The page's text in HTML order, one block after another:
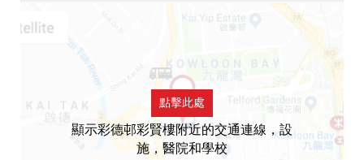
點擊此處
顯示彩德邨彩賢樓附近的交通連線，設
施，醫院和學校